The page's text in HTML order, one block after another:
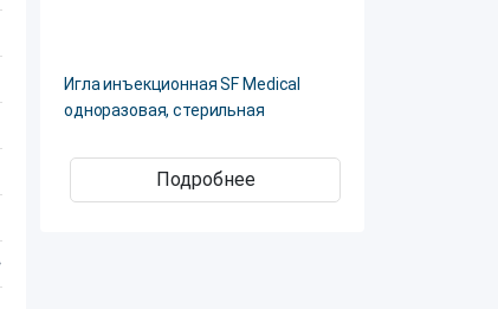
Игла инъекционная SF Medical
одноразовая, стерильная
Подробнее